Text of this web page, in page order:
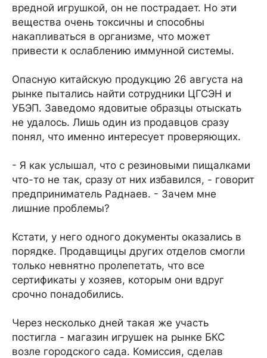
вредной игрушкой, он не пострадает. Но эти
вещества очень токсичны и способны
накапливаться в организме, что может
привести к ослаблению иммунной системы.
Опасную китайскую продукцию 26 августа на
рынке пытались найти сотрудники ЦГСЭН и
УБЭП. Заведомо ядовитые образцы отыскать
не удалось. Лишь один из продавцов сразу
понял, что именно интересует проверяющих.
- Я как услышал, что с резиновыми пищалками
что-то не так, сразу от них избавился, - говорит
предприниматель Раднаев. - Зачем мне
лишние проблемы?
Кстати, у него одного документы оказались в
порядке. Продавщицы других отделов смогли
только невнятно пролепетать, что все
сертификаты у хозяев, которым они вдруг
срочно понадобились.
Через несколько дней такая же участь
постигла - магазин игрушек на рынке БКС
возле городского сада. Комиссия, сделав